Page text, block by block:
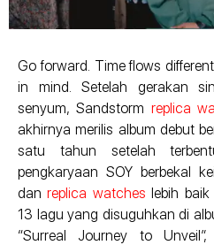
Go forward. Time flows
in mind. Setelah gerakan
senyum, Sandstorm replica
akhirnya merilis album debut
satu tahun setelah
pengkaryaan SOY berbekal
danreplica watches lebih
13 lagu yang disuguhkan di
“Surreal Journey to